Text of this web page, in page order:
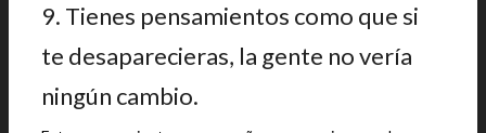
9. Tienes pensamientos como que si
te desaparecieras, la gente no vería
ningún cambio.